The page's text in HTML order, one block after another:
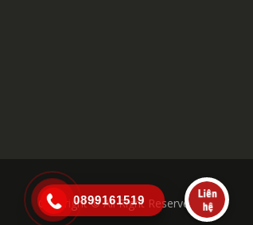
Copyright © All Right Reserved
0899161519